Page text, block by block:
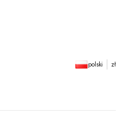
polski zł